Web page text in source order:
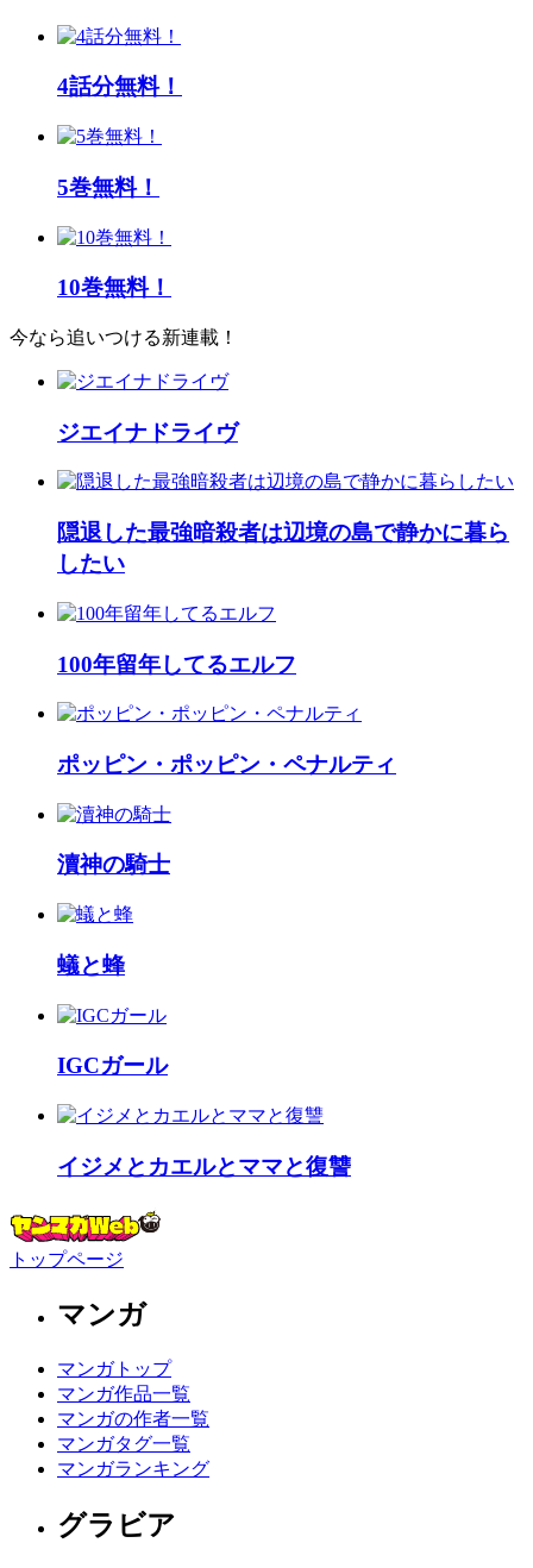
4話分無料！
5巻無料！
10巻無料！
今なら追いつける新連載！
ジエイナドライヴ
隠退した最強暗殺者は辺境の島で静かに暮ら
したい
100年留年してるエルフ
ポッピン・ポッピン・ペナルティ
瀆神の騎士
蟻と蜂
IGCガール
イジメとカエルとママと復讐
トップページ
マンガ
マンガトップ
マンガ作品一覧
マンガの作者一覧
マンガタグ一覧
マンガランキング
グラビア